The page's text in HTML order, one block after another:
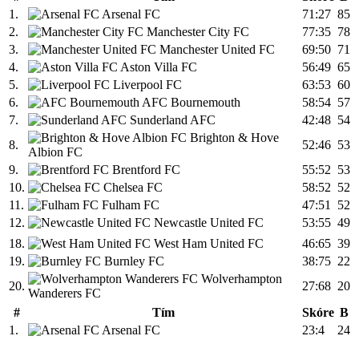
1.
Arsenal FC 71:27 85
2.
Manchester City FC 77:35 78
3.
Manchester United FC 69:50 71
4.
Aston Villa FC 56:49 65
5.
Liverpool FC 63:53 60
6.
AFC Bournemouth 58:54 57
7.
Sunderland AFC 42:48 54
8.
Brighton & Hove
Albion FC
52:46 53
9.
Brentford FC 55:52 53
10.
Chelsea FC 58:52 52
11.
Fulham FC 47:51 52
12.
Newcastle United FC 53:55 49
18.
West Ham United FC 46:65 39
19.
Burnley FC 38:75 22
20.
Wolverhampton
Wanderers FC
27:68 20
#
Tím Skóre B
1.
Arsenal FC 23:4
24